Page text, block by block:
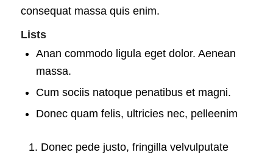
consequat massa quis enim.
Lists
Anan commodo ligula eget dolor. Aenean
massa.
Cum sociis natoque penatibus et magni.
Donec quam felis, ultricies nec, pelleenim
Donec pede justo, fringilla velvulputate